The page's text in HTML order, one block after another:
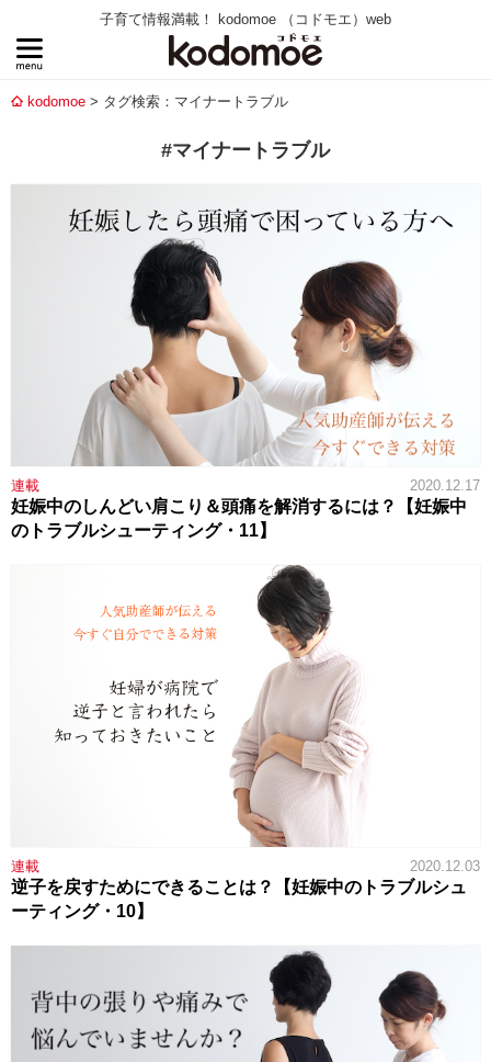
子育て情報満載！ kodomoe （コドモエ）web
kodomoe タグ検索：マイナートラブル
#マイナートラブル
連載 2020.12.17
妊娠中のしんどい肩こり＆頭痛を解消するには？【妊娠中
のトラブルシューティング・11】
連載 2020.12.03
逆子を戻すためにできることは？【妊娠中のトラブルシュ
ーティング・10】